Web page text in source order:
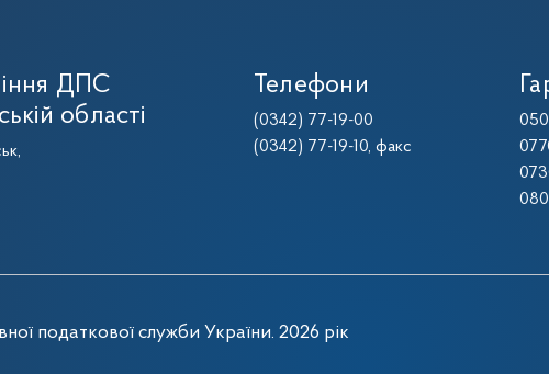
ДПС
області
Телефони
(0342) 77-19-00
(0342) 77-19-10, факс
податкової служби України. 2026 рік